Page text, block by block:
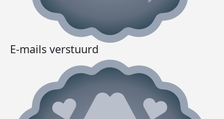
E-mails verstuurd